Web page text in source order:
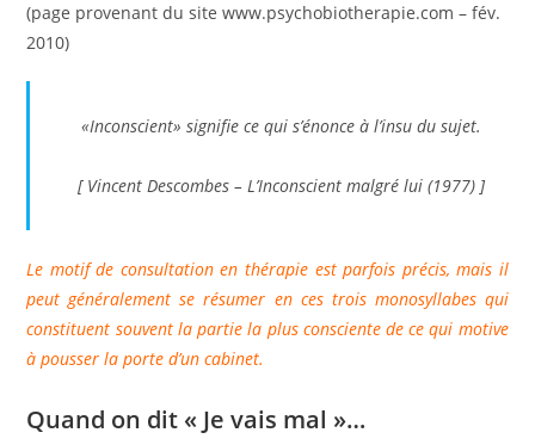
publication :
(page provenant du site www.psychobiotherapie.com – fév.
2010)
«Inconscient» signifie ce qui s’énonce à l’insu du sujet.
[ Vincent Descombes – L’Inconscient malgré lui (1977) ]
Le motif de consultation en thérapie est parfois précis, mais il
peut généralement se résumer en ces trois monosyllabes qui
constituent souvent la partie la plus consciente de ce qui motive
à pousser la porte d’un cabinet.
Quand on dit « Je vais mal »…